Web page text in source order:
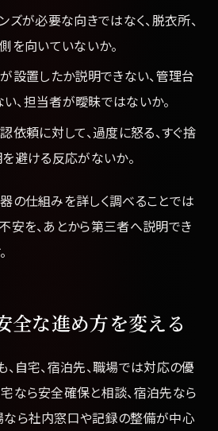
ズが必要な向きではなく、脱衣所、
を向いていないか。
設置したか説明できない、管理台
、担当者が曖昧ではないか。
依頼に対して、過度に怒る、すぐ捨
を避ける反応がないか。
の仕組みを詳しく調べることでは
安を、あとから第三者へ説明でき
全な進め方を変える
、自宅、宿泊先、職場では対応の優
なら安全確保と相談、宿泊先なら
なら社内窓口や記録の整備が中心